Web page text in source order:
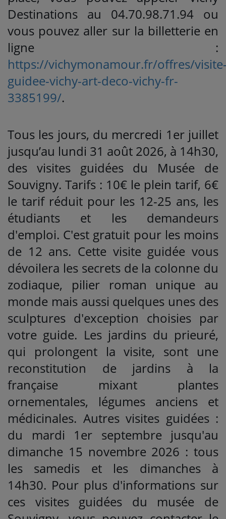
Destinations au 04.70.98.71.94 ou
vous pouvez aller sur la billetterie en
ligne :
https://vichymonamour.fr/offres/
guidee-vichy-art-deco-vichy-fr-
3385199/.
Tous les jours, du mercredi 1er juillet
jusqu’au lundi 31 août 2026, à 14h30,
des visites guidées du Musée de
Souvigny. Tarifs : 10€ le plein tarif, 6€
le tarif réduit pour les 12-25 ans, les
étudiants et les demandeurs
d'emploi. C'est gratuit pour les moins
de 12 ans. Cette visite guidée vous
dévoilera les secrets de la colonne du
zodiaque, pilier roman unique au
monde mais aussi quelques unes des
sculptures d'exception choisies par
votre guide. Les jardins du prieuré,
qui prolongent la visite, sont une
reconstitution de jardins à la
française mixant plantes
ornementales, légumes anciens et
médicinales. Autres visites guidées :
du mardi 1er septembre jusqu'au
dimanche 15 novembre 2026 : tous
les samedis et les dimanches à
14h30. Pour plus d'informations sur
ces visites guidées du musée de